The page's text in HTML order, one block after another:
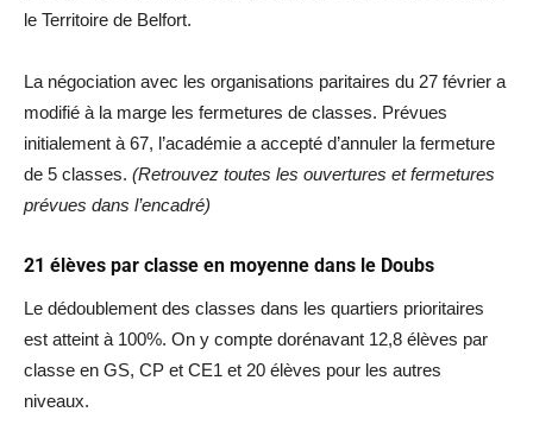
le Territoire de Belfort.
La négociation avec les organisations paritaires du 27 février a
modifié à la marge les fermetures de classes. Prévues
initialement à 67, l’académie a accepté d’annuler la fermeture
de 5 classes. (Retrouvez toutes les ouvertures et fermetures
prévues dans l’encadré)
21 élèves par classe en moyenne dans le Doubs
Le dédoublement des classes dans les quartiers prioritaires
est atteint à 100%. On y compte dorénavant 12,8 élèves par
classe en GS, CP et CE1 et 20 élèves pour les autres
niveaux.